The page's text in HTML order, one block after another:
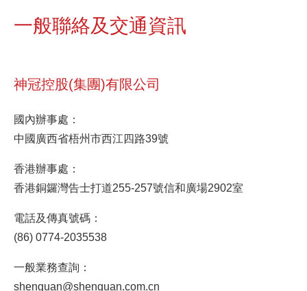
一般聯絡及交通資訊
神冠控股(集團)有限公司
國內辦事處：
中國廣西省梧州市西江四路39號
香港辦事處：
香港銅鑼灣告士打道255-257號信和廣場2902室
電話及傳真號碼：
(86) 0774-2035538
一般業務查詢：
shenguan@shenguan.com.cn